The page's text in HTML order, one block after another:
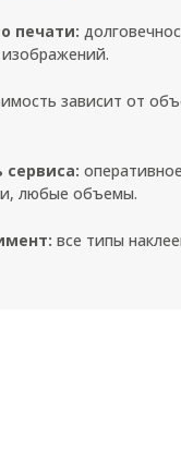
печати:
зависит от
сервиса:
любые объемы.
все типы